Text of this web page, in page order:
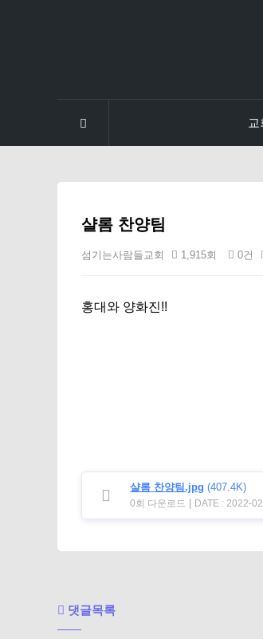
교
샬롬 찬양팀
섬기는사람들교회 1,915회 0건
홍대와 양화진!!
샬롬 찬양팀.jpg (407.4K)
0회 다운로드 DATE : 2022-
댓글목록